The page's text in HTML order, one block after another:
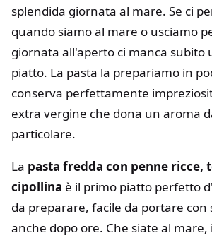
splendida giornata al mare. Se ci
quando siamo al mare o usciamo
giornata all'aperto ci manca subito
piatto. La pasta la prepariamo in
conserva perfettamente
extra vergine che dona un aroma
particolare.
La pasta fredda con penne ricce,
cipollina è il primo piatto perfetto
da preparare, facile da portare con
anche dopo ore. Che siate al